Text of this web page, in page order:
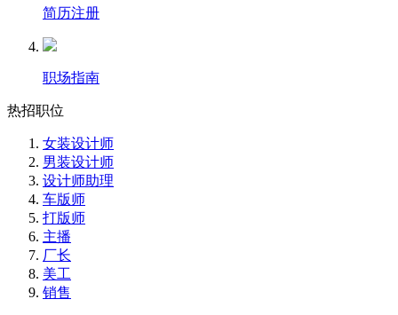
简历注册
职场指南
热招职位
女装设计师
男装设计师
设计师助理
车版师
打版师
主播
厂长
美工
销售